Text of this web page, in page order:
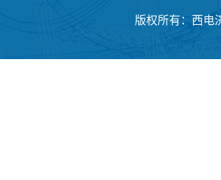
版权所有：西电